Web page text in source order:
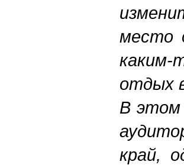
место
отдых
В этом
край,